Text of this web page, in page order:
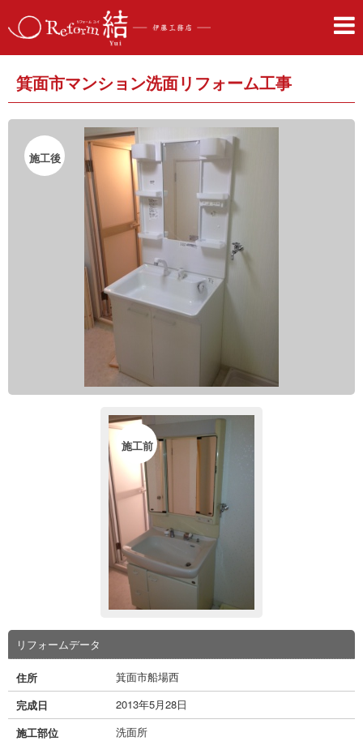
箕面市マンション洗面リフォーム工事
施工後
施工前
リフォームデータ
住所
箕面市船場西
完成日
2013年5月28日
施工部位
洗面所